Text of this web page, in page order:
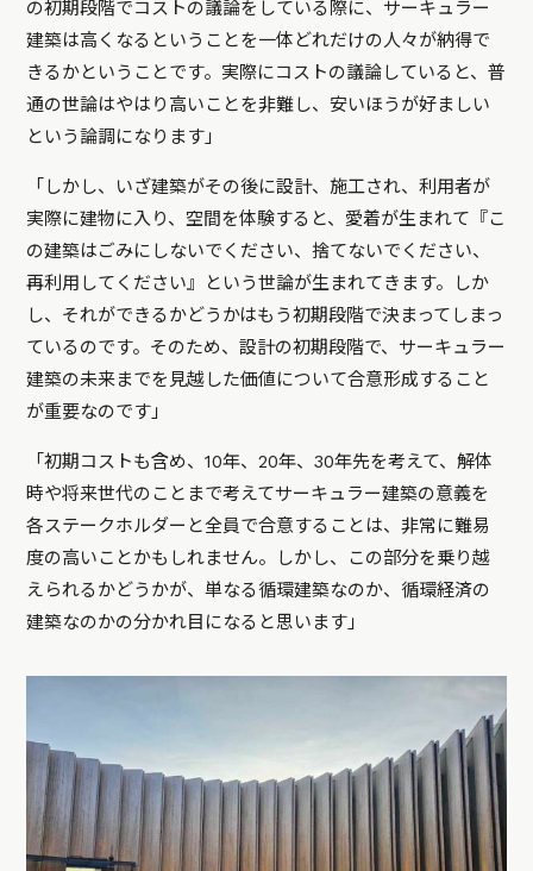
の初期段階でコストの議論をしている際に、サーキュラー
建築は高くなるということを一体どれだけの人々が納得で
きるかということです。実際にコストの議論していると、普
通の世論はやはり高いことを非難し、安いほうが好ましい
という論調になります」
「しかし、いざ建築がその後に設計、施工され、利用者が
実際に建物に入り、空間を体験すると、愛着が生まれて『こ
の建築はごみにしないでください、捨てないでください、
再利用してください』という世論が生まれてきます。しか
し、それができるかどうかはもう初期段階で決まってしまっ
ているのです。そのため、設計の初期段階で、サーキュラー
建築の未来までを見越した価値について合意形成すること
が重要なのです」
「初期コストも含め、10年、20年、30年先を考えて、解体
時や将来世代のことまで考えてサーキュラー建築の意義を
各ステークホルダーと全員で合意することは、非常に難易
度の高いことかもしれません。しかし、この部分を乗り越
えられるかどうかが、単なる循環建築なのか、循環経済の
建築なのかの分かれ目になると思います」